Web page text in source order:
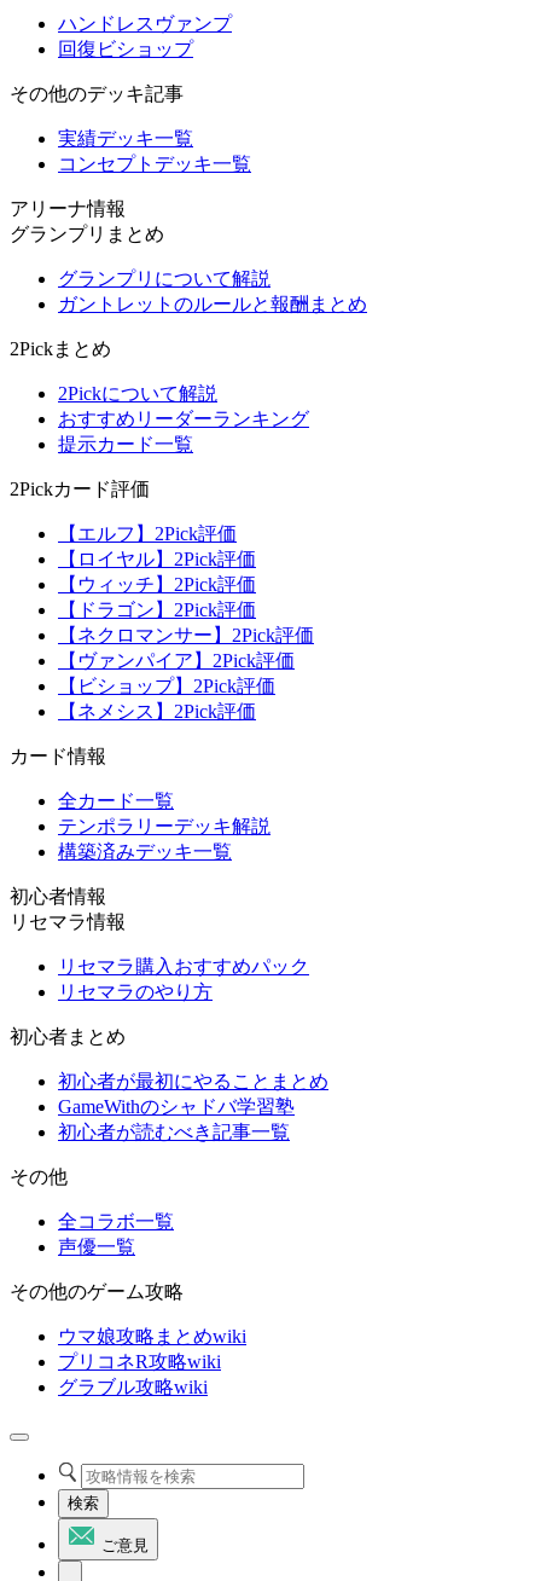
ハンドレスヴァンプ
回復ビショップ
その他のデッキ記事
実績デッキ一覧
コンセプトデッキ一覧
アリーナ情報
グランプリまとめ
グランプリについて解説
ガントレットのルールと報酬まとめ
2Pickまとめ
2Pickについて解説
おすすめリーダーランキング
提示カード一覧
2Pickカード評価
【エルフ】2Pick評価
【ロイヤル】2Pick評価
【ウィッチ】2Pick評価
【ドラゴン】2Pick評価
【ネクロマンサー】2Pick評価
【ヴァンパイア】2Pick評価
【ビショップ】2Pick評価
【ネメシス】2Pick評価
カード情報
全カード一覧
テンポラリーデッキ解説
構築済みデッキ一覧
初心者情報
リセマラ情報
リセマラ購入おすすめパック
リセマラのやり方
初心者まとめ
初心者が最初にやることまとめ
GameWithのシャドバ学習塾
初心者が読むべき記事一覧
その他
全コラボ一覧
声優一覧
その他のゲーム攻略
ウマ娘攻略まとめwiki
プリコネR攻略wiki
グラブル攻略wiki
検索
ご意見